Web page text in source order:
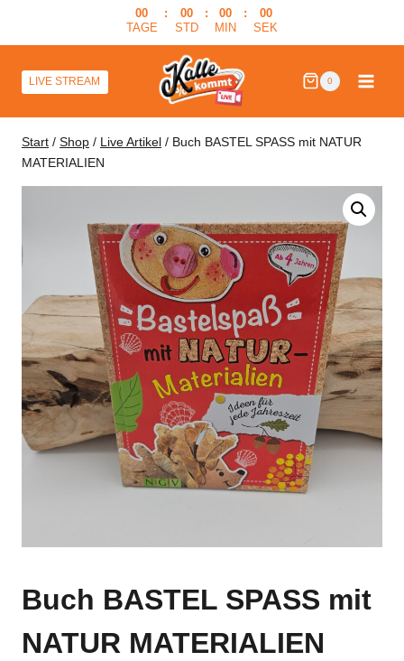
00
TAGE
:
00
STD
:
00
MIN
:
00
SEK
LIVE STREAM 0
Start / Shop / Live Artikel / Buch BASTEL SPASS mit NATUR
MATERIALIEN
Buch BASTEL SPASS mit
NATUR MATERIALIEN